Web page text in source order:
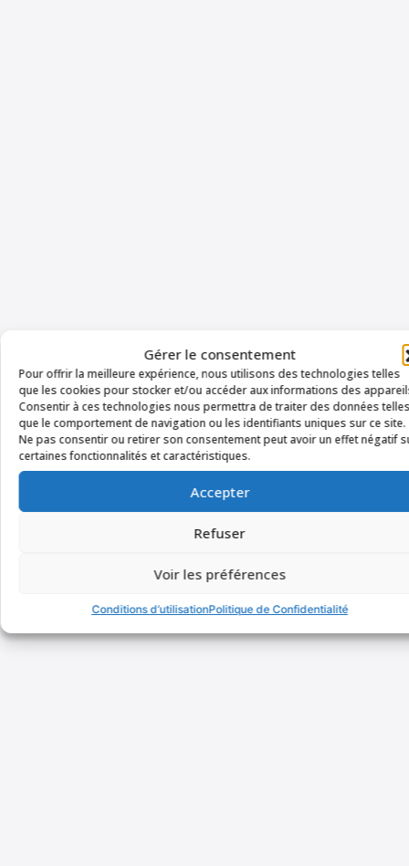
Gérer le consentement
Pour offrir la meilleure expérience, nous utilisons des technologies telles
que les cookies pour stocker et/ou accéder aux informations des
Consentir à ces technologies nous permettra de traiter des données telles
que le comportement de navigation ou les identifiants uniques sur ce site.
Ne pas consentir ou retirer son consentement peut avoir un effet négatif
certaines fonctionnalités et caractéristiques.
Accepter
Refuser
Voir les préférences
Conditions d’utilisationPolitique de Confidentialité